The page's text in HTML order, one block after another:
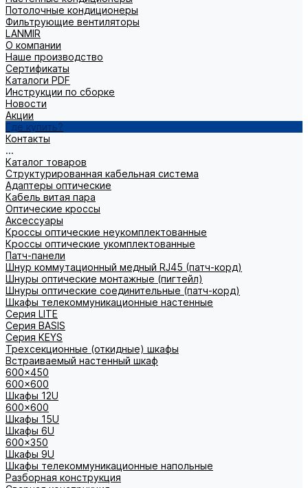
Потолочные кондиционеры
Фильтрующие вентиляторы
LANMIR
О компании
Наше производство
Сертификаты
Каталоги PDF
Инструкции по сборке
Новости
Акции
Где купить?
Контакты
...
Каталог товаров
Структурированная кабельная система
Адаптеры оптические
Кабель витая пара
Оптические кроссы
Аксессуары
Кроссы оптические неукомплектованные
Кроссы оптические укомплектованные
Патч-панели
Шнур коммутационный медный RJ45 (патч-корд)
Шнуры оптические монтажные (пигтейл)
Шнуры оптические соединительные (патч-корд)
Шкафы телекоммуникационные настенные
Cерия LITE
Cерия BASIS
Cерия KEYS
Трехсекционные (откидные) шкафы
Встраиваемый настенный шкаф
600x450
600x600
Шкафы 12U
600x600
Шкафы 15U
Шкафы 6U
600x350
Шкафы 9U
Шкафы телекоммуникационные напольные
Разборная конструкция